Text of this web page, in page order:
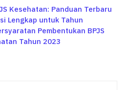
Kesehatan: Panduan Terbaru
Lengkap untuk Tahun
Pembentukan BPJS
Tahun 2023